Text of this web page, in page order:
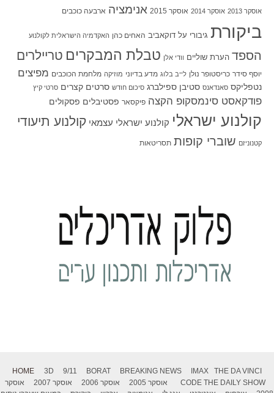
אוסקר 2013 אוסקר 2014 אוסקר 2015 אנימציה ארבעה כוכבים
ביקורת גיבורי על דוקאביב האחים כהן האקדמיה הישראלית לקולנוע
הספד הערת שוליים וודי אלן טבלת המבקרים טריילרים
יוסף סידר כריסטופר נולן לייב בלוג מדע בדיוני מוזיקה מלחמת הכוכבים מפיצים
נטפליקס סאנדאנס סטיבן ספילברג סיכום חודש סרטים קצרים סרטי קיץ
פודקאסט סינמסקופ הקצה פיקסאר פסטיבלים פסקולים
קולנוע ישראלי קולנוע ישראלי עצמאי קולנוע תיעודי
קטנוניזם שוברי קופות תסריטאות
HOME 3D 9/11 BORAT BREAKING NEWS IMAX
THE DA VINCI
CODE THE DAILY SHOW אוסקר 2005 אוסקר 2006 אוסקר 2007
אוסקר